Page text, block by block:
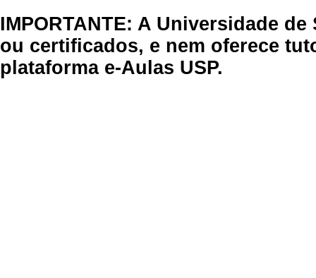
IMPORTANTE: A Universidade
ou certificados, e nem oferece
plataforma e-Aulas USP.